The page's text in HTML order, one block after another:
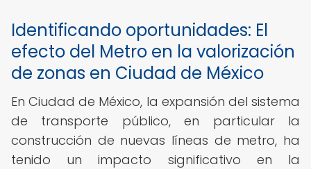
Identificando oportunidades: El
efecto del Metro en la valorización
de zonas en Ciudad de México
En Ciudad de México, la expansión del sistema
de transporte público, en particular la
construcción de nuevas líneas de metro, ha
tenido un impacto significativo en la